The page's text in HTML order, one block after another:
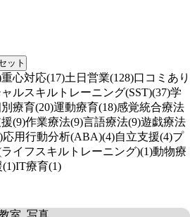
ット
重心対応(17)土日営業(128)口コミあり
ルスキルトレーニング(SST)(37)学
療育(20)運動療育(18)感覚統合療法
(9)作業療法(9)言語療法(9)遊戯療法
応用行動分析(ABA)(4)自立支援(4)プ
イフスキルトレーニング)(1)動物療
(1)IT療育(1)